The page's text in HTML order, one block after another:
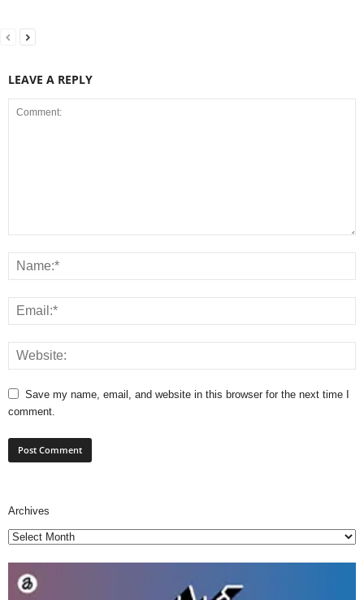
LEAVE A REPLY
Save my name, email, and website in this browser for the next time I
comment.
Archives